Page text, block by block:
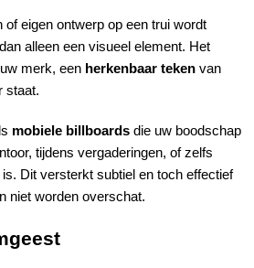
of eigen ontwerp op een trui wordt
alleen een visueel element. Het
merk, een herkenbaar teken van
staat.
mobiele billboardsdie uw boodschap
tijdens vergaderingen, of zelfs
Dit versterkt subtiel en toch effectief
niet worden overschat.